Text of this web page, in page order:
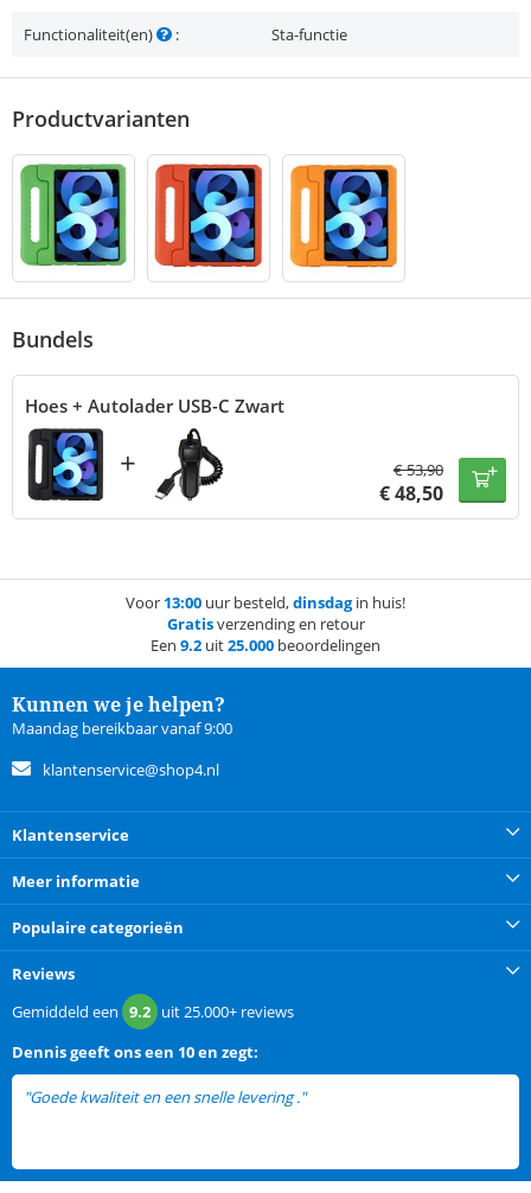
Functionaliteit(en) : Sta-functie
Productvarianten
Bundels
Hoes + Autolader USB-C Zwart
+ €53,90
€48,50
Voor 13:00 uur besteld,dinsdagin huis!
Gratisverzending en retour
Een 9.2 uit25.000 beoordelingen
Kunnen we je helpen?
Maandag bereikbaar vanaf 9:00
klantenservice@shop4.nl
Klantenservice
Meer informatie
Populaire categorieën
Reviews
Gemiddeld een 9.2 uit25.000+ reviews
Dennisgeeft ons een 10 en zegt:
"Goede kwaliteit en een snelle levering ."